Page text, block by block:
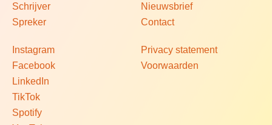
Schrijver
Spreker
Nieuwsbrief
Contact
Instagram
Facebook
LinkedIn
TikTok
Spotify
Privacy statement
Voorwaarden